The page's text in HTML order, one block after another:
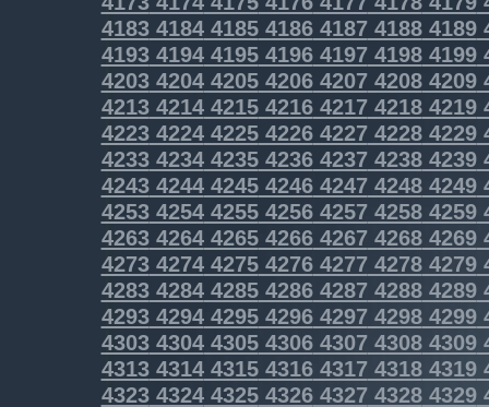
4183418441854186418741884189
4193419441954196419741984199
4203420442054206420742084209
4213421442154216421742184219
4223422442254226422742284229
4233423442354236423742384239
4243424442454246424742484249
4253425442554256425742584259
4263426442654266426742684269
4273427442754276427742784279
4283428442854286428742884289
4293429442954296429742984299
4303430443054306430743084309
43134314431543164317 43184319
43234324432543264327 43284329